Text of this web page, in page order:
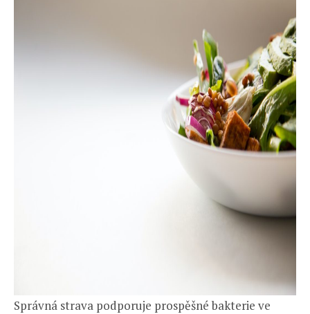
Správná strava podporuje prospěšné bakterie ve